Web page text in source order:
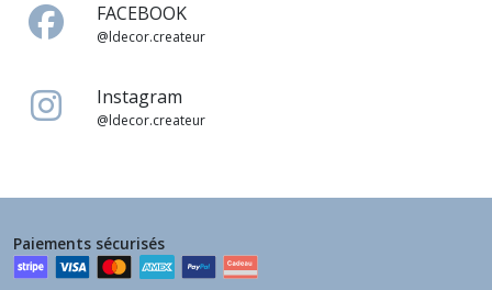
FACEBOOK
@ldecor.createur
Instagram
@ldecor.createur
Paiements sécurisés